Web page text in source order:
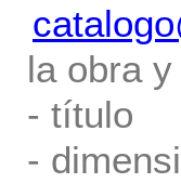
la obra
- título
-